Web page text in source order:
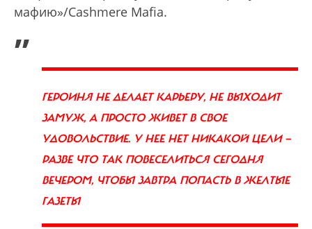
мафию»/Cashmere Mafia.
„
ГЕРОИНЯ НЕ ДЕЛАЕТ КАРЬЕРУ, НЕ ВЫХОДИТ
ЗАМУЖ, А ПРОСТО ЖИВЕТ В СВОЕ
УДОВОЛЬСТВИЕ. У НЕЕ НЕТ НИКАКОЙ ЦЕЛИ —
РАЗВЕ ЧТО ТАК ПОВЕСЕЛИТЬСЯ СЕГОДНЯ
ВЕЧЕРОМ, ЧТОБЫ ЗАВТРА ПОПАСТЬ В ЖЕЛТЫЕ
ГАЗЕТЫ